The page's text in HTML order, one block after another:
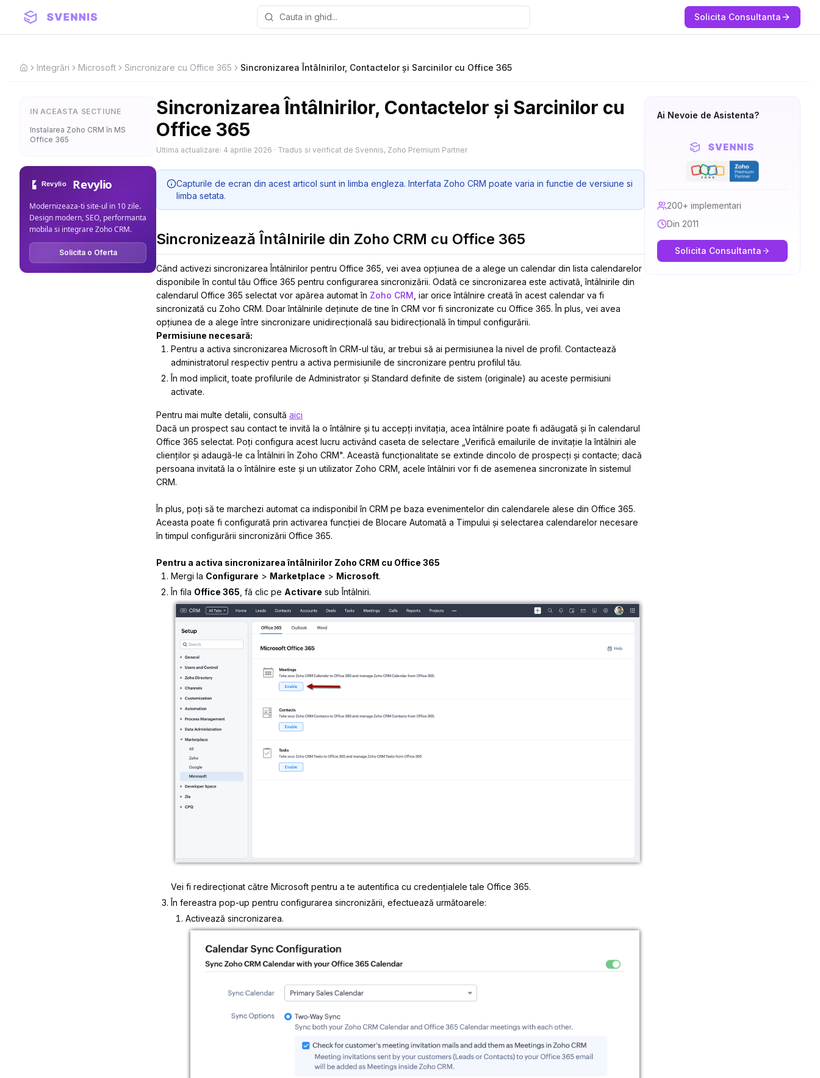
Solicita Consultanta
HomeIntegrări Microsoft Sincronizare cu Office 365 Sincronizarea Întâlnirilor, Contactelor și Sarcinilor cu Office 365
IN ACEASTA SECTIUNE
Instalarea Zoho CRM în MS
Office 365
Revylio
Modernizeaza-ti site-ul in 10 zile.
Design modern, SEO, performanta
mobila si integrare Zoho CRM.
Solicita o Oferta
Sincronizarea Întâlnirilor, Contactelor și Sarcinilor cu
Office 365
Ultima actualizare: 4 aprilie 2026 · Tradus si verificat de Svennis, Zoho Premium Partner
Capturile de ecran din acest articol sunt in limba engleza. Interfata Zoho CRM poate varia in functie de versiune si
limba setata.
Sincronizează Întâlnirile din Zoho CRM cu Office 365
Când activezi sincronizarea Întâlnirilor pentru Office 365, vei avea opțiunea de a alege un calendar din lista calendarelor
disponibile în contul tău Office 365 pentru configurarea sincronizării. Odată ce sincronizarea este activată, întâlnirile din
calendarul Office 365 selectat vor apărea automat în Zoho CRM , iar orice întâlnire creată în acest calendar va fi
sincronizată cu Zoho CRM. Doar întâlnirile deținute de tine în CRM vor fi sincronizate cu Office 365. În plus, vei avea
opțiunea de a alege între sincronizare unidirecțională sau bidirecțională în timpul configurării.
Permisiune necesară:
Pentru a activa sincronizarea Microsoft în CRM-ul tău, ar trebui să ai permisiunea la nivel de profil. Contactează
administratorul respectiv pentru a activa permisiunile de sincronizare pentru profilul tău.
În mod implicit, toate profilurile de Administrator și Standard definite de sistem (originale) au aceste permisiuni
activate.
Pentru mai multe detalii, consultă aici
Dacă un prospect sau contact te invită la o întâlnire și tu accepți invitația, acea întâlnire poate fi adăugată și în calendarul
Office 365 selectat. Poți configura acest lucru activând caseta de selectare „Verifică emailurile de invitație la întâlniri ale
clienților și adaugă-le ca Întâlniri în Zoho CRM". Această funcționalitate se extinde dincolo de prospecți și contacte; dacă
persoana invitată la o întâlnire este și un utilizator Zoho CRM, acele întâlniri vor fi de asemenea sincronizate în sistemul
CRM.
În plus, poți să te marchezi automat ca indisponibil în CRM pe baza evenimentelor din calendarele alese din Office 365.
Aceasta poate fi configurată prin activarea funcției de Blocare Automată a Timpului și selectarea calendarelor necesare
în timpul configurării sincronizării Office 365.
Pentru a activa sincronizarea întâlnirilor Zoho CRM cu Office 365
Mergi la Configurare > Marketplace > Microsoft.
În fila Office 365 , fă clic pe Activare sub Întâlniri.
Vei fi redirecționat către Microsoft pentru a te autentifica cu credențialele tale Office 365.
În fereastra pop-up pentru configurarea sincronizării, efectuează următoarele:
Activează sincronizarea.
Ai Nevoie de Asistenta?
200+ implementari
Din 2011
Solicita Consultanta